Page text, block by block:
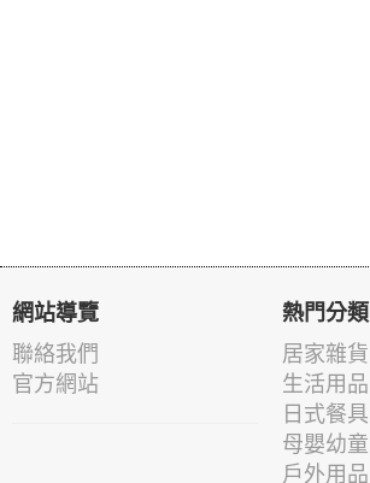
網站導覽
聯絡我們
官方網站
熱門分類
居家雜貨
生活用品
日式餐具
母嬰幼童
戶外用品